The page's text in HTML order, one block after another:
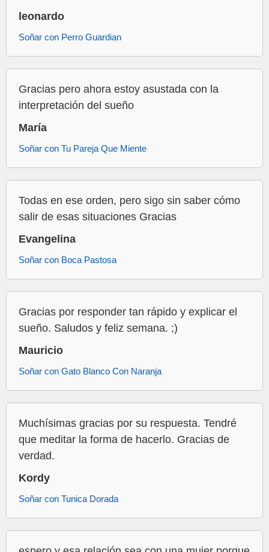
leonardo
Soñar con Perro Guardian
Gracias pero ahora estoy asustada con la
interpretación del sueño
María
Soñar con Tu Pareja Que Miente
Todas en ese orden, pero sigo sin saber cómo
salir de esas situaciones Gracias
Evangelina
Soñar con Boca Pastosa
Gracias por responder tan rápido y explicar el
sueño. Saludos y feliz semana. ;)
Mauricio
Soñar con Gato Blanco Con Naranja
Muchísimas gracias por su respuesta. Tendré
que meditar la forma de hacerlo. Gracias de
verdad.
Kordy
Soñar con Tunica Dorada